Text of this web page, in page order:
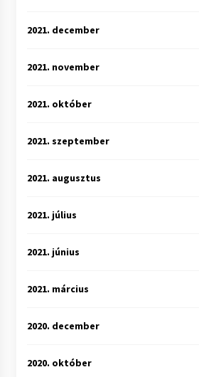
2021. december
2021. november
2021. október
2021. szeptember
2021. augusztus
2021. július
2021. június
2021. március
2020. december
2020. október